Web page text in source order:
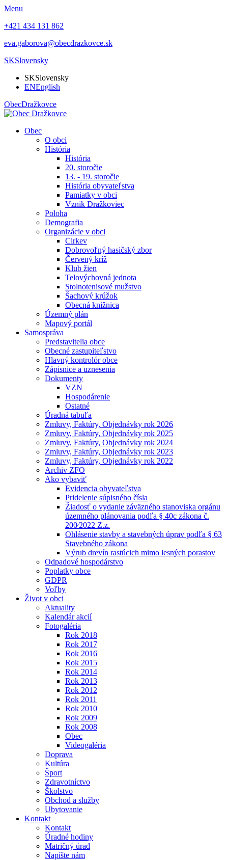
Menu
+421 434 131 862
eva.gaborova@obecdrazkovce.sk
SKSlovensky
SKSlovensky
ENEnglish
ObecDražkovce
Obec
O obci
História
História
20. storočie
13. - 19. storočie
História obyvateľstva
Pamiatky v obci
Vznik Dražkoviec
Poloha
Demografia
Organizácie v obci
Cirkev
Dobrovoľný hasičský zbor
Červený kríž
Klub žien
Telovýchovná jednota
Stolnotenisové mužstvo
Šachový krúžok
Obecná knižnica
Územný plán
Mapový portál
Samospráva
Predstavitelia obce
Obecné zastupiteľstvo
Hlavný kontrolór obce
Zápisnice a uznesenia
Dokumenty
VZN
Hospodárenie
Ostatné
Úradná tabuľa
Zmluvy, Faktúry, Objednávky rok 2026
Zmluvy, Faktúry, Objednávky rok 2025
Zmluvy, Faktúry, Objednávky rok 2024
Zmluvy, Faktúry, Objednávky rok 2023
Zmluvy, Faktúry, Objednávky rok 2022
Archiv ZFO
Ako vybaviť
Evidencia obyvateľstva
Pridelenie súpisného čísla
Žiadosť o vydanie záväzného stanoviska orgánu
územného plánovania podľa § 40c zákona č.
200⁄2022 Z.z.
Ohlásenie stavby a stavebných úprav podľa § 63
Stavebného zákona
Výrub drevín rastúcich mimo lesných porastov
Odpadové hospodárstvo
Poplatky obce
GDPR
Voľby
Život v obci
Aktuality
Kalendár akcií
Fotogaléria
Rok 2018
Rok 2017
Rok 2016
Rok 2015
Rok 2014
Rok 2013
Rok 2012
Rok 2011
Rok 2010
Rok 2009
Rok 2008
Obec
Videogaléria
Doprava
Kultúra
Šport
Zdravotníctvo
Školstvo
Obchod a služby
Ubytovanie
Kontakt
Kontakt
Úradné hodiny
Matričný úrad
Napíšte nám